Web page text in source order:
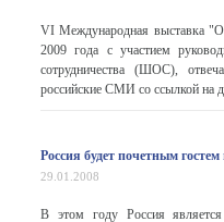
VI Международная выставка
2009 года с участием
сотрудничества (ШОС),
российские СМИ со ссылкой на
Россия будет почетным
29.01.2008
В этом году Россия